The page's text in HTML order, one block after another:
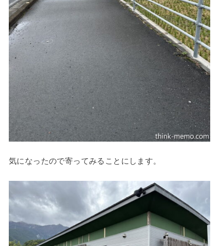
気になったので寄ってみることにします。